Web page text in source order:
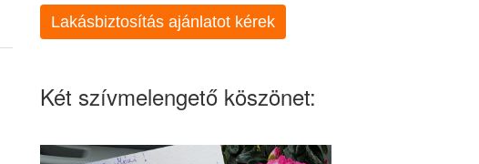
Lakásbiztosítás ajánlatot kérek
Két szívmelengető köszönet: